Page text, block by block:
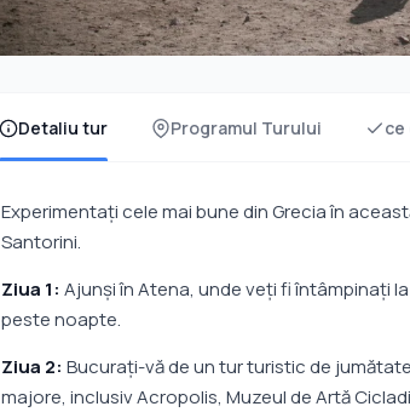
Detaliu tur Programul Turului ce
Experimentați cele mai bune din Grecia în
Santorini.
Ziua 1: Ajunşi în Atena, unde veţi fi întâmpinaţi
peste noapte.
Ziua 2: Bucurați-vă de un tur turistic de
majore, inclusiv Acropolis, Muzeul de Artă